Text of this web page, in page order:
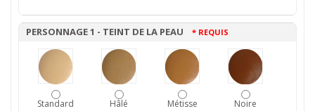
PERSONNAGE 1 - TEINT DE LA PEAU * REQUIS
Standard Hâlé Métisse Noire